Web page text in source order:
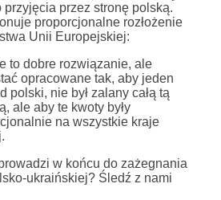
przez stronę polską.
proporcjonalne rozłożenie
Unii Europejskiej:
to dobre rozwiązanie, ale
opracowane tak, aby jeden
polski, nie był zalany całą tą
ale aby te kwoty były
na wszystkie kraje
w końcu do zażegnania
ukraińskiej? Śledź z nami